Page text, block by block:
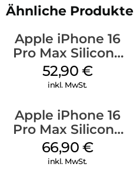
Ähnliche Produkte
Apple iPhone 16
Pro Max Silicone
Case MagSafe
Ultramarine
52,90 €
inkl. MwSt.
Apple iPhone 16
Pro Max Silicone
Case MagSafe
Black
66,90 €
inkl. MwSt.